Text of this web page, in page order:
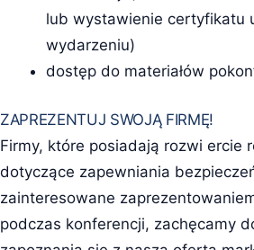
lub wystawienie certyfikatu
wydarzeniu)
dostęp do materiałów
ZAPREZENTUJ SWOJĄ FIRMĘ!
Firmy, które posiadają rozwi ercie
dotyczące zapewniania
zainteresowane
podczas konferencji, zachęcamy